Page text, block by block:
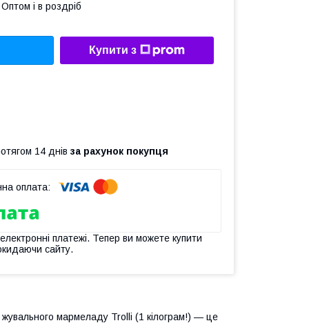
Оптом і в роздріб
Купити з
14 днів за рахунок покупця
платежі. Тепер ви можете купити
сайту.
мармеладу Trolli (1 кілограм!) — це